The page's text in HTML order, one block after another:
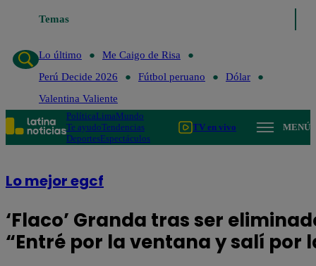
Temas
Lo último
Me Caigo de Risa
Perú Decide 2026
Fútbol peruano
Dólar
Valentina Valiente
PolíticaLimaMundo
Te ayudoTendencias
DeportesEspectáculos
TV en vivo MENÚ
Lo mejor egcf
‘Flaco’ Granda tras ser
“Entré por la ventana y salí por